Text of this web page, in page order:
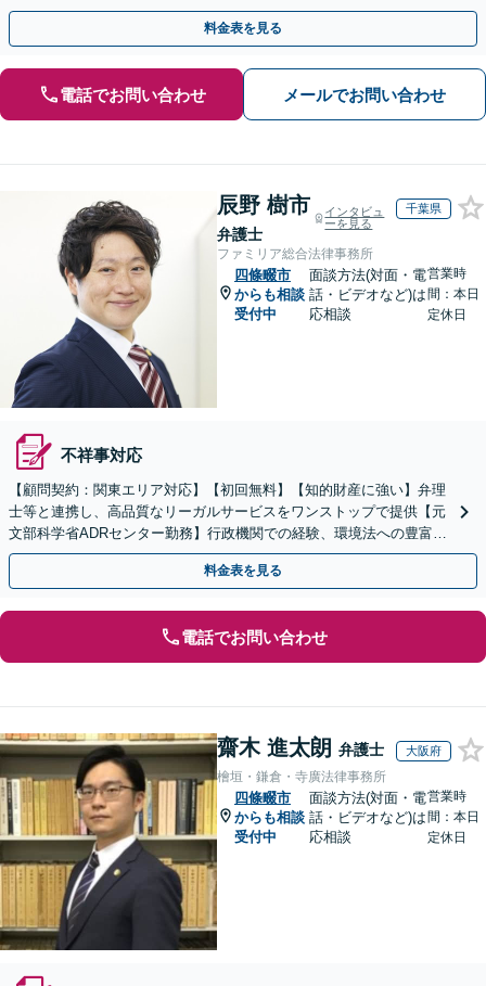
らのご相談も可【休日・夜間相談可】
料金表を見る
電話でお問い合わせ メールでお問い合わせ
辰野 樹市
弁護士
インタビュ
ーを見る
千葉県
ファミリア総合法律事務所
四條畷市
からも相談
受付中
面談方法(対面・電
話・ビデオなど)は
応相談
営業時
間：本日
定休日
不祥事対応
【顧問契約：関東エリア対応】【初回無料】【知的財産に強い】弁理
士等と連携し、高品質なリーガルサービスをワンストップで提供【元
文部科学省ADRセンター勤務】行政機関での経験、環境法への豊富な
知識を活かし、事業者さまの抱える問題を解決へ導きます
料金表を見る
電話でお問い合わせ
齋木 進太朗 弁護士 大阪府
檜垣・鎌倉・寺廣法律事務所
四條畷市
からも相談
受付中
面談方法(対面・電
話・ビデオなど)は
応相談
営業時
間：本日
定休日